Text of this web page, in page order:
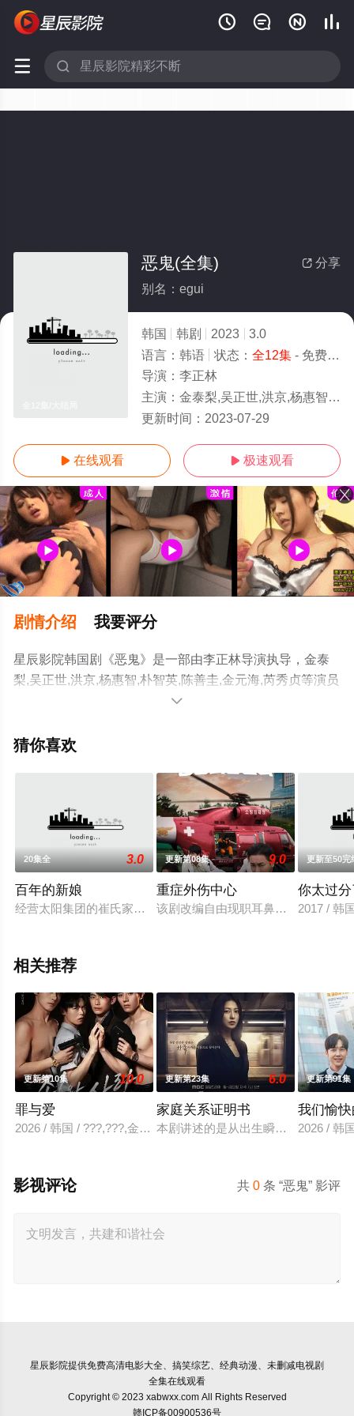
   
 
 分享
恶鬼(全集)
别名：egui
韩国 韩剧 2023
3.0
语言： 韩语 状态： 全12集- 免费在线观看
导演： 李正林
主演： 金泰梨,吴正世,洪京,杨惠智,朴智英,陈善圭,金元海,芮秀贞
更新时间： 2023-07-29
 在线观看  极速观看
剧情介绍 我要评分
星辰影院韩国剧《恶鬼》是一部由李正林导演执导，金泰
梨,吴正世,洪京,杨惠智,朴智英,陈善圭,金元海,芮秀贞等演员
精彩演绎的韩国电视剧，大结局剧情已揭晓（全12集），
视，更多相关信息可移步至豆瓣电视剧、电视猫或剧情网

猜你喜欢
20集全 3.0
百年的新娘
经营太阳集团的崔氏家族，拥有让所有人欣羡不已的泼天财富
更新第08集 9.0
重症外伤中心
该剧改编自由现职耳鼻喉科医生兼油
更新至50完
你太过
2017 / 韩
相关推荐
更新第10集 10.0
罪与爱
2026 / 韩国 / ???,???,金贤叙,???
更新第23集 6.0
家庭关系证明书
本剧讲述的是从出生瞬间开始就被打
更新第91集
我们愉
2026 / 韩
共0 条 “恶鬼” 影评
影视评论
星辰影院提供免费高清电影大全、搞笑综艺、经典动漫、未删减电视剧
全集在线观看
Copyright © 2023 xabwxx.com All Rights Reserved
赣ICP备00900536号